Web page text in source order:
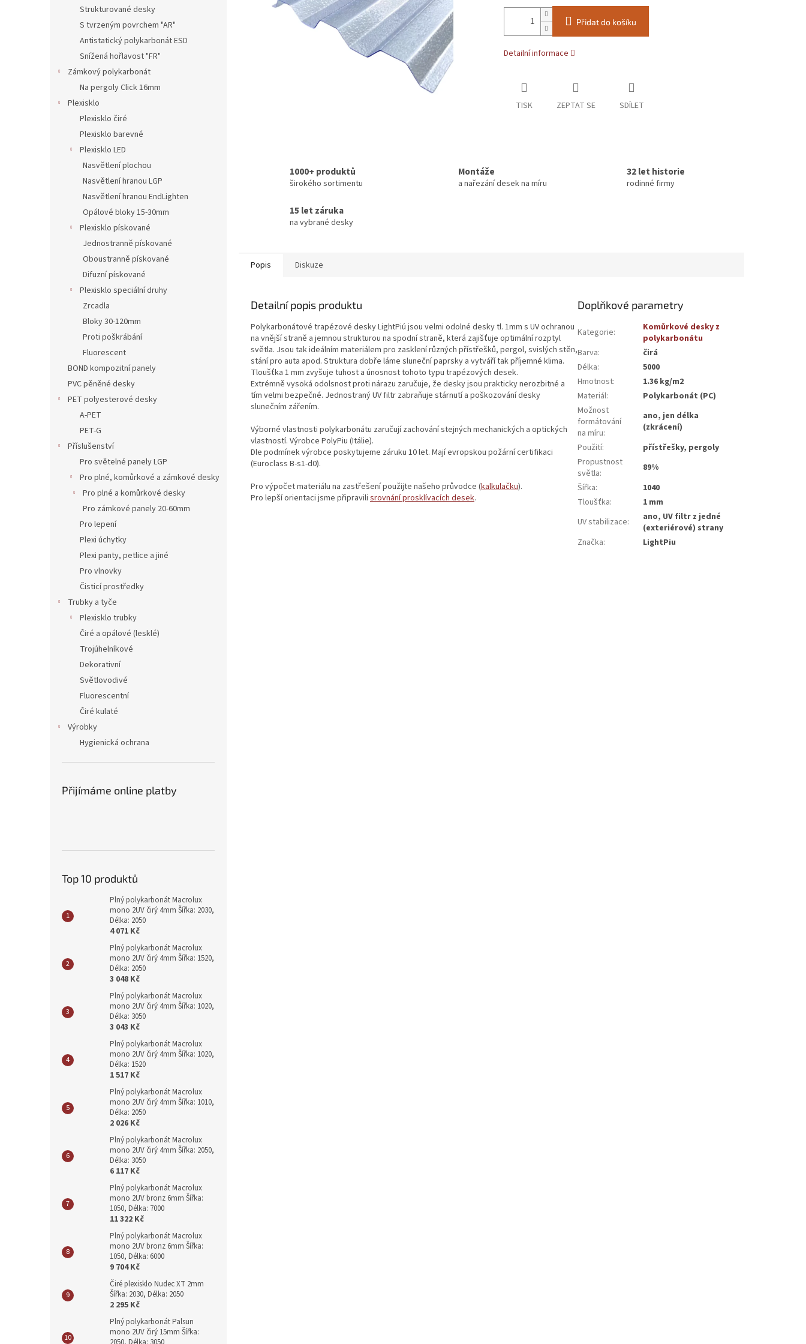
Strukturované desky
S tvrzeným povrchem "AR"
Antistatický polykarbonát ESD
Snížená hořlavost "FR"
Zámkový polykarbonát
Na pergoly Click 16mm
Plexisklo
Plexisklo čiré
Plexisklo barevné
Plexisklo LED
Nasvětlení plochou
Nasvětlení hranou LGP
Nasvětlení hranou EndLighten
Opálové bloky 15-30mm
Plexisklo pískované
Jednostranně pískované
Oboustranně pískované
Difuzní pískované
Plexisklo speciální druhy
Zrcadla
Bloky 30-120mm
Proti poškrábání
Fluorescent
BOND kompozitní panely
PVC pěněné desky
PET polyesterové desky
A-PET
PET-G
Příslušenství
Pro světelné panely LGP
Pro plné, komůrkové a zámkové desky
Pro plné a komůrkové desky
Pro zámkové panely 20-60mm
Pro lepení
Plexi úchytky
Plexi panty, petlice a jiné
Pro vlnovky
Čisticí prostředky
Trubky a tyče
Plexisklo trubky
Čiré a opálové (lesklé)
Trojúhelníkové
Dekorativní
Světlovodivé
Fluorescentní
Čiré kulaté
Výrobky
Hygienická ochrana
Přijímáme online platby
Top 10 produktů
Plný polykarbonát Macrolux
mono 2UV čirý 4mm Šířka: 2030,
Délka: 2050
4 071 Kč
Plný polykarbonát Macrolux
mono 2UV čirý 4mm Šířka: 1520,
Délka: 2050
3 048 Kč
Plný polykarbonát Macrolux
mono 2UV čirý 4mm Šířka: 1020,
Délka: 3050
3 043 Kč
Plný polykarbonát Macrolux
mono 2UV čirý 4mm Šířka: 1020,
Délka: 1520
1 517 Kč
Plný polykarbonát Macrolux
mono 2UV čirý 4mm Šířka: 1010,
Délka: 2050
2 026 Kč
Plný polykarbonát Macrolux
mono 2UV čirý 4mm Šířka: 2050,
Délka: 3050
6 117 Kč
Plný polykarbonát Macrolux
mono 2UV bronz 6mm Šířka:
1050, Délka: 7000
11 322 Kč
Plný polykarbonát Macrolux
mono 2UV bronz 6mm Šířka:
1050, Délka: 6000
9 704 Kč
Čiré plexisklo Nudec XT 2mm
Šířka: 2030, Délka: 2050
2 295 Kč
Plný polykarbonát Palsun
mono 2UV čirý 15mm Šířka:
Přidat do košíku
Detailní informace
TISK ZEPTAT SE SDÍLET
1000+ produktů
širokého sortimentu
Montáže
a nařezání desek na míru
32 let historie
rodinné firmy
15 let záruka
na vybrané desky
Popis Diskuze
Detailní popis produktu
Polykarbonátové trapézové desky LightPiú jsou velmi odolné desky tl. 1mm s UV ochranou
na vnější straně a jemnou strukturou na spodní straně, která zajišťuje optimální rozptyl
světla. Jsou tak ideálním materiálem pro zasklení různých přístřešků, pergol, svislých stěn,
stání pro auta apod. Struktura dobře láme sluneční paprsky a vytváří tak příjemné klima.
Tloušťka 1 mm zvyšuje tuhost a únosnost tohoto typu trapézových desek.
Extrémně vysoká odolsnost proti nárazu zaručuje, že desky jsou prakticky nerozbitné a
tím velmi bezpečné. Jednostraný UV filtr zabraňuje stárnutí a poškozování desky
slunečním zářením.
Výborné vlastnosti polykarbonátu zaručují zachování stejných mechanických a optických
vlastností. Výrobce PolyPiu (Itálie).
Dle podmínek výrobce poskytujeme záruku 10 let. Mají evropskou požární certifikaci
(Euroclass B-s1-d0).
Pro výpočet materiálu na zastřešení použijte našeho průvodce (kalkulačku).
Pro lepší orientaci jsme připravili srovnání prosklívacích desek.
Doplňkové parametry
Kategorie:
Komůrkové desky z
polykarbonátu
Barva:
čirá
Délka:
5000
Hmotnost:
1.36 kg/m2
Materiál:
Polykarbonát (PC)
Možnost
formátování
na míru:
ano, jen délka
(zkrácení)
Použití:
přístřešky, pergoly
Propustnost
světla:
89%
Šířka:
1040
Tloušťka:
1 mm
UV stabilizace:
ano, UV filtr z jedné
(exteriérové) strany
Značka: LightPiu